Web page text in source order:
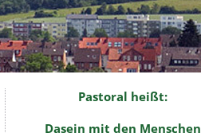
Pastoral heißt:
Dasein mit den Menschen